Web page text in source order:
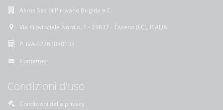
Akros Sas di Pirovano Brigida e C.
Via Provinciale Nord n. 1 - 23837 - Taceno (LC), ITALIA
P. IVA 02263080133
Contattaci
Condizioni d'uso
Condizioni della privacy